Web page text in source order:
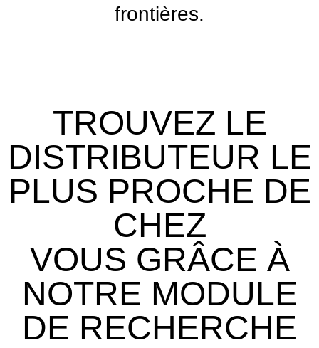
frontières.
TROUVEZ LE
DISTRIBUTEUR LE
PLUS PROCHE DE
CHEZ
VOUS GRÂCE À
NOTRE MODULE
DE RECHERCHE